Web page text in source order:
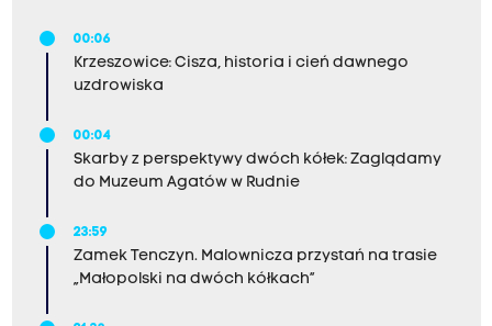
00:06
Krzeszowice: Cisza, historia i cień dawnego
uzdrowiska
00:04
Skarby z perspektywy dwóch kółek: Zaglądamy
do Muzeum Agatów w Rudnie
23:59
Zamek Tenczyn. Malownicza przystań na trasie
„Małopolski na dwóch kółkach”